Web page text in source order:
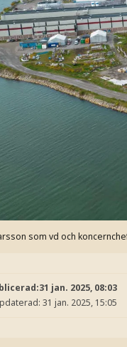
som vd och
31 jan. 2025, 08:03
31 jan. 2025, 15:05